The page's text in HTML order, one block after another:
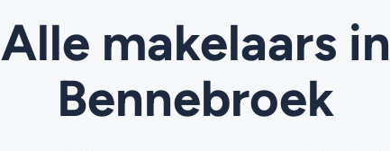
Alle makelaars in
Bennebroek